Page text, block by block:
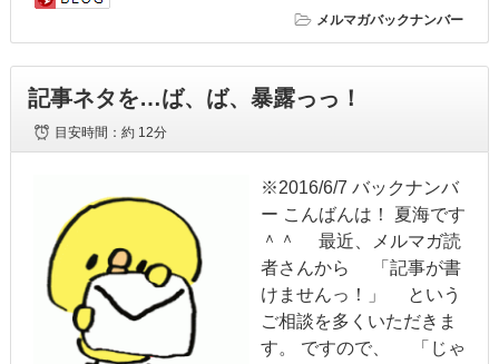
メルマガバックナンバー
記事ネタを…ば、ば、暴露っっ！
目安時間：約 12分
※2016/6/7 バックナンバ
ー こんばんは！ 夏海です
＾＾ 最近、メルマガ読
者さんから 「記事が書
けませんっ！」 という
ご相談を多くいただきま
す。 ですので、 「じゃ